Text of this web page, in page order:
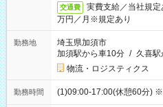
交通費
実費支給／当社規
万円／月※規定あり
勤務地
埼玉県加須市
加須駅から車10分 / 久喜
物流・ロジスティクス
勤務時間 (1)09:00-17:00(休憩60分) ※